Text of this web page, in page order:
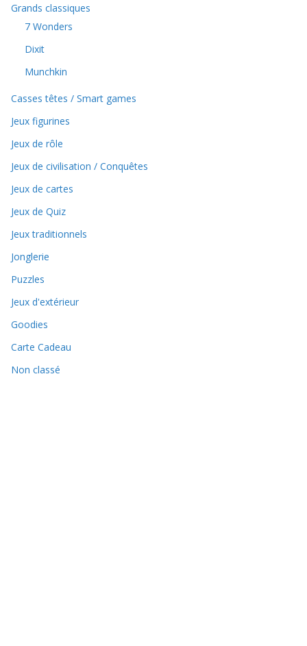
Grands classiques
7 Wonders
Dixit
Munchkin
Casses têtes / Smart games
Jeux figurines
Jeux de rôle
Jeux de civilisation / Conquêtes
Jeux de cartes
Jeux de Quiz
Jeux traditionnels
Jonglerie
Puzzles
Jeux d'extérieur
Goodies
Carte Cadeau
Non classé